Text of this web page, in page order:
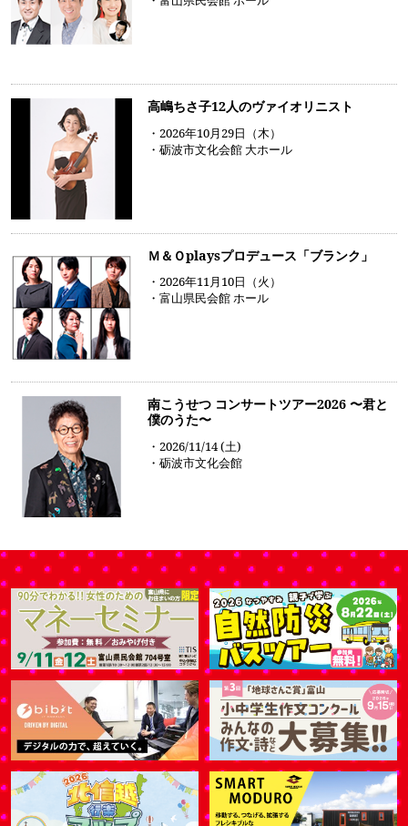
高嶋ちさ子12人のヴァイオリニスト
・2026年10月29日（木）
・砺波市文化会館 大ホール
Ｍ＆Ｏplaysプロデュース「ブランク」
・2026年11月10日（火）
・富山県民会館 ホール
南こうせつ コンサートツアー2026 〜君と
僕のうた〜
・2026/11/14 (土)
・砺波市文化会館